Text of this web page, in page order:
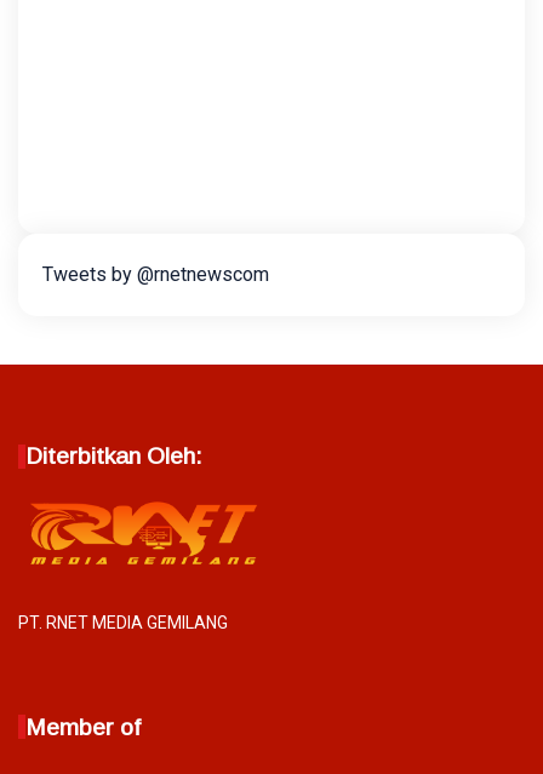
Tweets by @rnetnewscom
Diterbitkan Oleh:
PT. RNET MEDIA GEMILANG
Member of